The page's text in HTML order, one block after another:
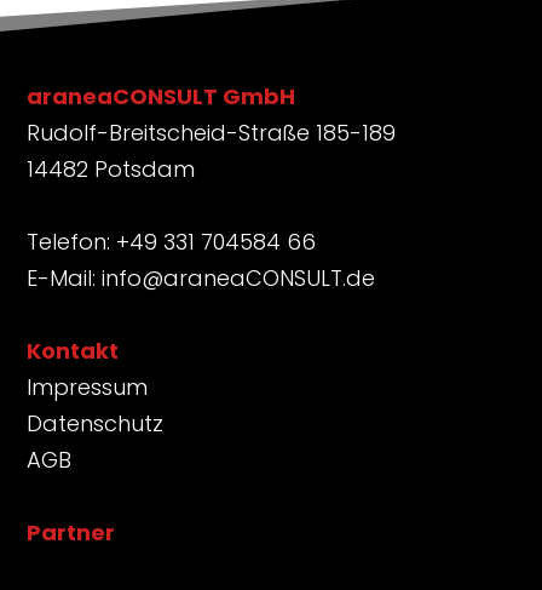
araneaCONSULT GmbH
Rudolf-Breitscheid-Straße 185-189
14482 Potsdam
Telefon: +49 331 704584 66
E-Mail:info@araneaCONSULT.de
Kontakt
Impressum
Datenschutz
AGB
Partner